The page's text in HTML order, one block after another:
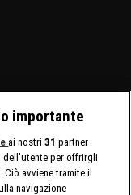
importante
ai nostri31 partner
dell'utente per offrirgli
avviene tramite il
navigazione